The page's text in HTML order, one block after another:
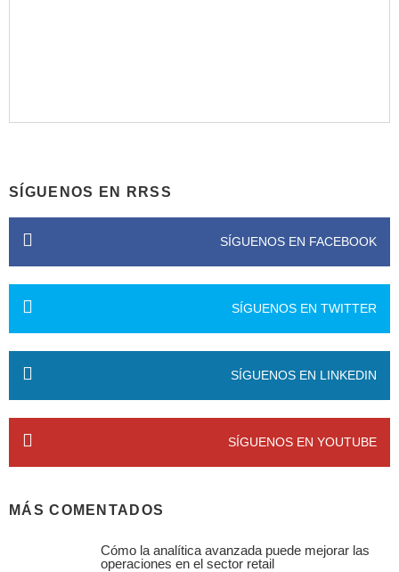
SÍGUENOS EN RRSS
SÍGUENOS EN FACEBOOK
SÍGUENOS EN TWITTER
SÍGUENOS EN LINKEDIN
SÍGUENOS EN YOUTUBE
MÁS COMENTADOS
Cómo la analítica avanzada puede mejorar las
operaciones en el sector retail